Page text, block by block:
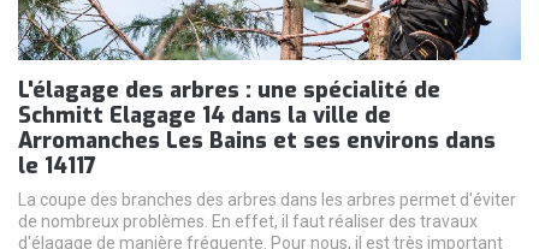
L'élagage des arbres : une spécialité de
Schmitt Elagage 14 dans la ville de
Arromanches Les Bains et ses environs dans
le 14117
La coupe des branches des arbres dans les arbres permet d'éviter
de nombreux problèmes. En effet, il faut réaliser des travaux
d'élagage de manière fréquente. Pour nous, il est très important